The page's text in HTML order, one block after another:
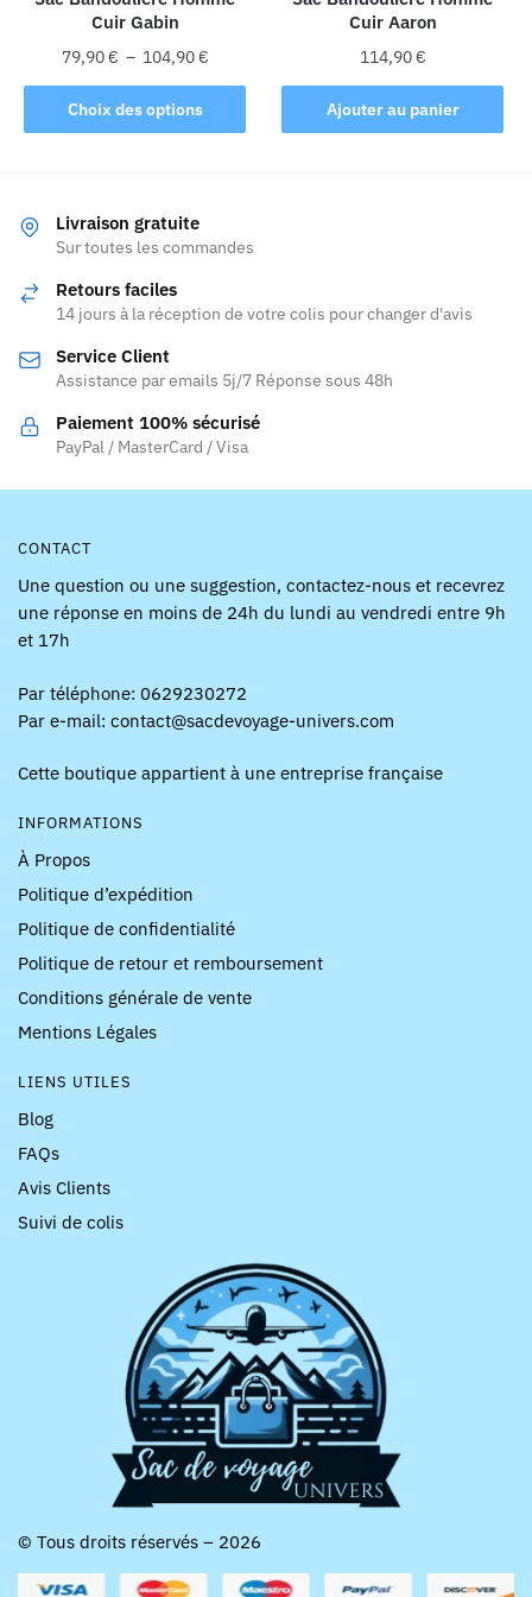
page
du
produit
page
du
produit
Cuir Gabin
79,90€ – 104,90€Plage
de
79,90 €
Choix des options
Ce
produit
variations.
Les
peuvent
choisies
sur
la
page
Cuir Aaron
114,90€
Ajouter au panier
Livraison gratuite
Sur toutes les commandes
Retours faciles
14 jours à la réception de votre colis pour changer d'avis
Service Client
Assistance par emails 5j/7 Réponse sous 48h
Paiement 100% sécurisé
PayPal / MasterCard / Visa
CONTACT
Une question ou une suggestion, contactez-nous et recevrez
une réponse en moins de 24h du lundi au vendredi entre 9h
et 17h
Par téléphone: 0629230272
Par e-mail: contact@sacdevoyage-univers.com
Cette boutique appartient à une entreprise française
INFORMATIONS
À Propos
Politique d’expédition
Politique de confidentialité
Politique de retour et remboursement
Conditions générale de vente
Mentions Légales
LIENS UTILES
Blog
FAQs
Avis Clients
Suivi de colis
© Tous droits réservés – 2026